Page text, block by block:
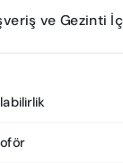
ve Gezinti